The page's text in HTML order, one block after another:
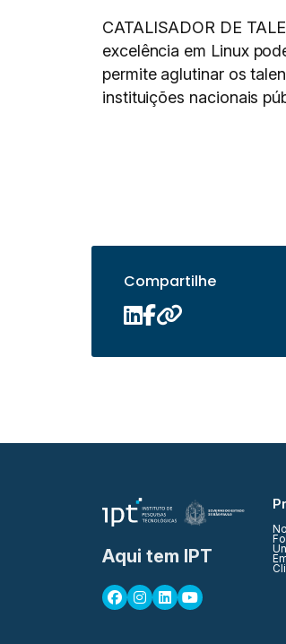
CATALISADOR DE
excelência em Linux
permite aglutinar os
instituições nacionais
Compartilhe
Aqui tem IPT